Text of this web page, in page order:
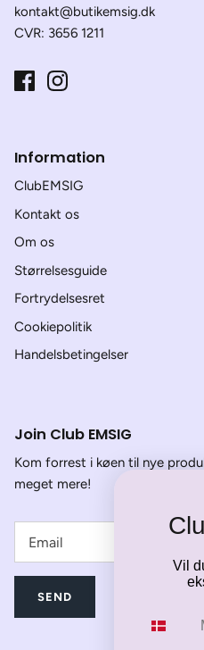
kontakt@butikemsig.dk
CVR: 3656 1211
Information
ClubEMSIG
Kontakt os
Om os
Størrelsesguide
Fortrydelsesret
Cookiepolitik
Handelsbetingelser
Join Club EMSIG
Kom forrest i køen til nye
meget mere!
SEND
Vil